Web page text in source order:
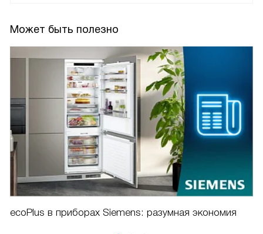
Может быть полезно
ecoPlus в приборах Siemens: разумная экономия